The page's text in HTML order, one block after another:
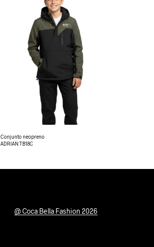
Conjunto neopreno
ADRIAN TB18C
@ Coca Bella Fashion 2026